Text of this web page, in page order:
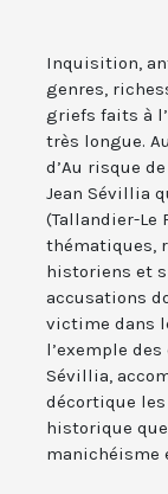
Inquisition,
genres,
griefs faits à
très longue.
d’Au risque
Jean Sévillia
(Tallandier-Le
thématiques,
historiens et
accusations
victime dans
l’exemple
Sévillia,
décortique
historique
manichéisme